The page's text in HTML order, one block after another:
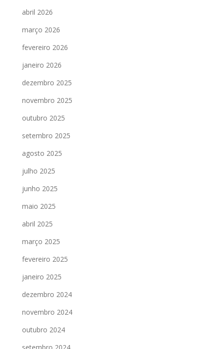
abril 2026
março 2026
fevereiro 2026
janeiro 2026
dezembro 2025
novembro 2025
outubro 2025
setembro 2025
agosto 2025
julho 2025
junho 2025
maio 2025
abril 2025
março 2025
fevereiro 2025
janeiro 2025
dezembro 2024
novembro 2024
outubro 2024
setembro 2024